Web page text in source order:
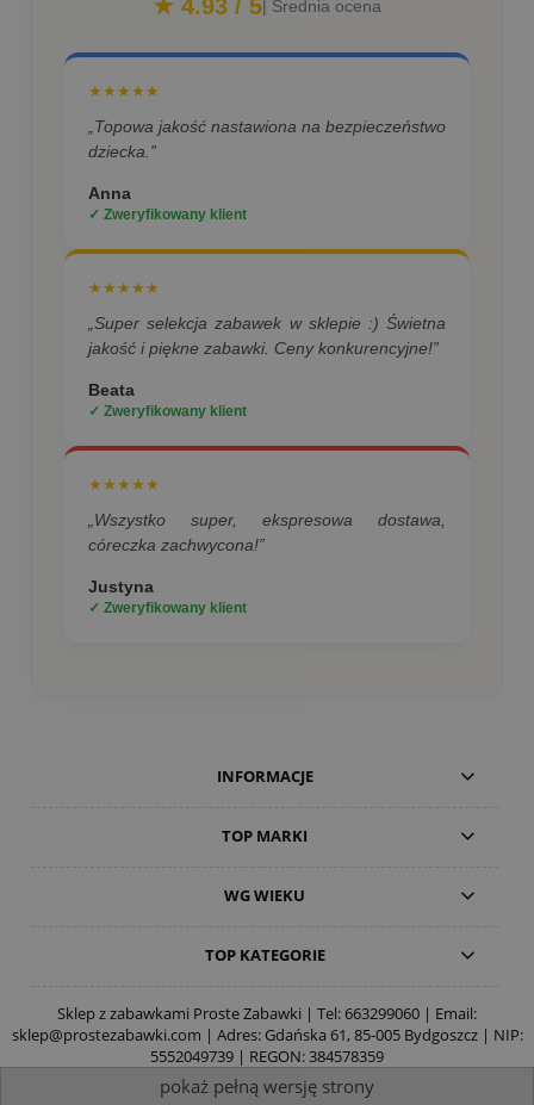
★ 4.93 / 5| Średnia ocena
★★★★★
„Topowa jakość nastawiona na bezpieczeństwo
dziecka.”
Anna
✓ Zweryfikowany klient
★★★★★
„Super selekcja zabawek w sklepie :) Świetna
jakość i piękne zabawki. Ceny konkurencyjne!”
Beata
✓ Zweryfikowany klient
★★★★★
„Wszystko super, ekspresowa dostawa,
córeczka zachwycona!”
Justyna
✓ Zweryfikowany klient
INFORMACJE
TOP MARKI
WG WIEKU
TOP KATEGORIE
Sklep z zabawkami Proste Zabawki | Tel:663299060 | Email:
sklep@prostezabawki.com | Adres: Gdańska 61, 85-005 Bydgoszcz | NIP:
5552049739 | REGON: 384578359
pokaż pełną wersję strony